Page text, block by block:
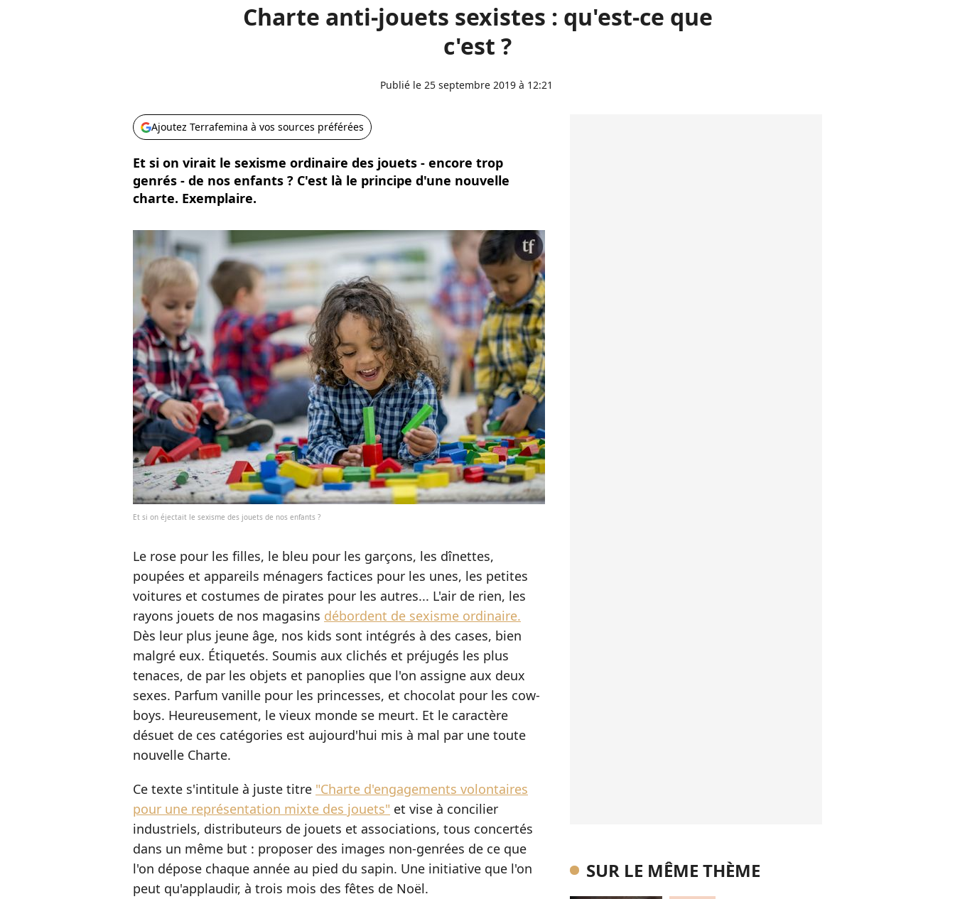
Charte anti-jouets sexistes : qu'est-ce que
c'est ?
Publié le 25 septembre 2019 à 12:21
Ajoutez Terrafemina à vos sources préférées
Et si on virait le sexisme ordinaire des jouets - encore trop
genrés - de nos enfants ? C'est là le principe d'une nouvelle
charte. Exemplaire.
Et si on éjectait le sexisme des jouets de nos enfants ?
Le rose pour les filles, le bleu pour les garçons, les dînettes,
poupées et appareils ménagers factices pour les unes, les petites
voitures et costumes de pirates pour les autres... L'air de rien, les
rayons jouets de nos magasins débordent de sexisme ordinaire.
Dès leur plus jeune âge, nos kids sont intégrés à des cases, bien
malgré eux. Étiquetés. Soumis aux clichés et préjugés les plus
tenaces, de par les objets et panoplies que l'on assigne aux deux
sexes. Parfum vanille pour les princesses, et chocolat pour les cow-
boys. Heureusement, le vieux monde se meurt. Et le caractère
désuet de ces catégories est aujourd'hui mis à mal par une toute
nouvelle Charte.
Ce texte s'intitule à juste titre "Charte d'engagements volontaires
pour une représentation mixte des jouets" et vise à concilier
industriels, distributeurs de jouets et associations, tous concertés
dans un même but : proposer des images non-genrées de ce que
l'on dépose chaque année au pied du sapin. Une initiative que l'on
peut qu'applaudir, à trois mois des fêtes de Noël.
SUR LE MÊME THÈME